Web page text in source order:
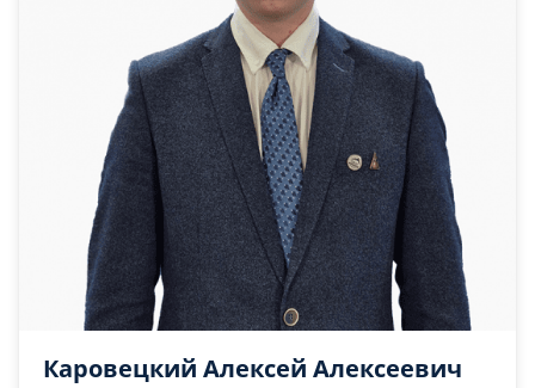
Каровецкий Алексей Алексеевич